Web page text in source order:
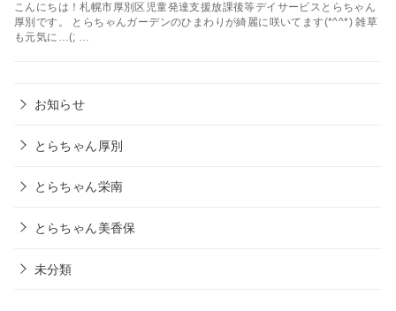
こんにちは！札幌市厚別区児童発達支援放課後等デイサービスとらちゃん
厚別です。 とらちゃんガーデンのひまわりが綺麗に咲いてます(*^^*) 雑草
も元気に…(; …
お知らせ
とらちゃん厚別
とらちゃん栄南
とらちゃん美香保
未分類